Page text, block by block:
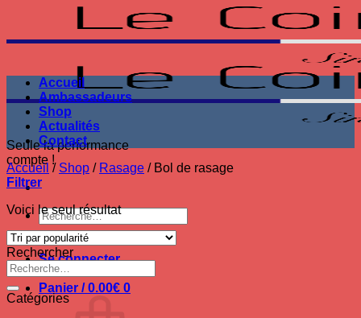
contenu
Seule la performance
compte !
Recherche
pour :
Se connecter
Panier /0.00€ 0
Accueil
Ambassadeurs
Shop
Actualités
Contact
Accueil / Shop / Rasage /Bol de rasage
Filtrer
Voici le seul résultat
Rechercher
Recherche
pour :
Catégories